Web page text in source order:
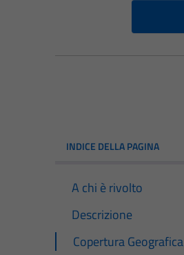
INDICE DELLA PAGINA
A chi è rivolto
Descrizione
Copertura Geografica